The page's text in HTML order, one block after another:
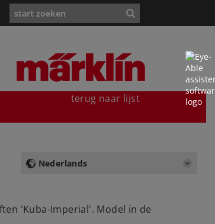
terug naar lijst
Nederlands
'Kuba-Imperial'. Model in de